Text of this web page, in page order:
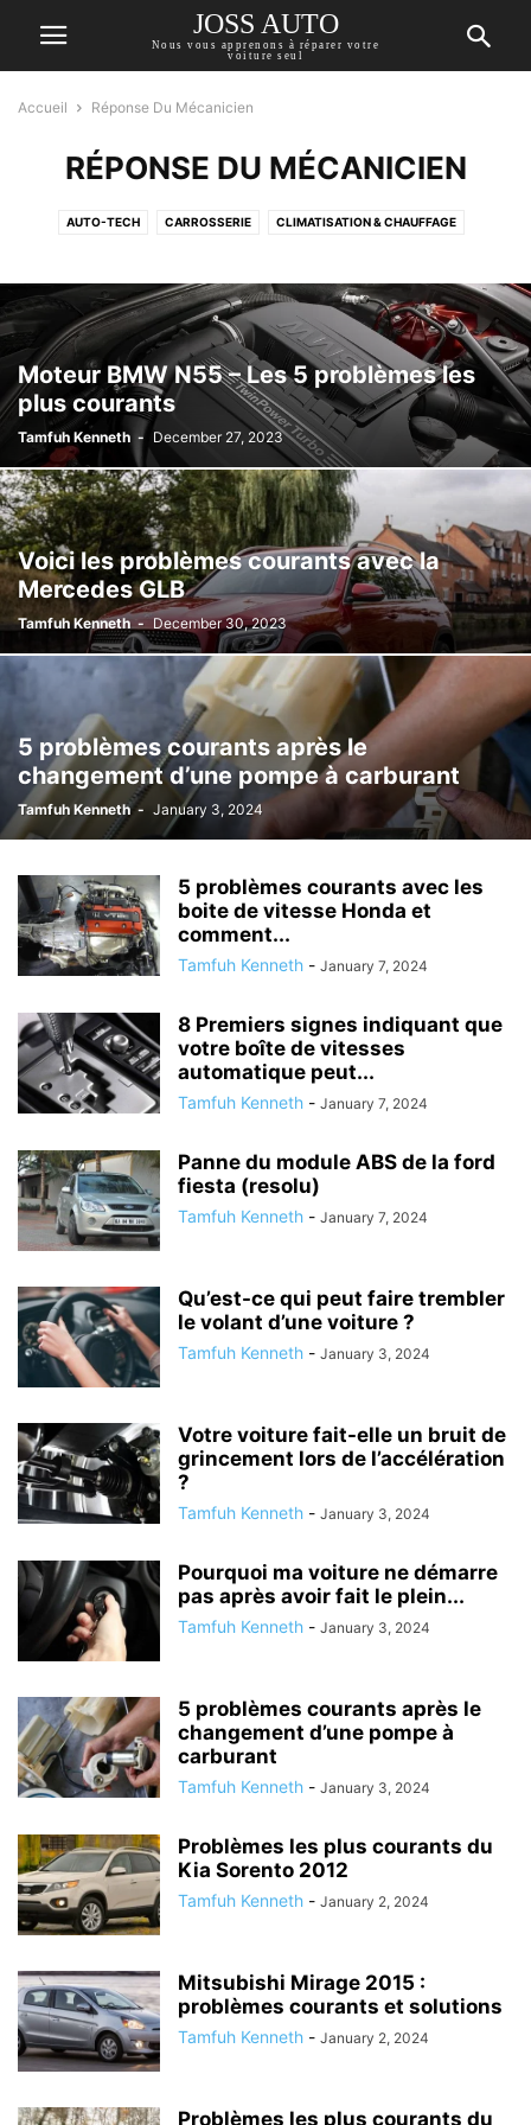
JOSS AUTO
Nous vous apprenons à réparer votre
voiture seul
Accueil Réponse Du Mécanicien
RÉPONSE DU MÉCANICIEN
AUTO-TECH CARROSSERIE CLIMATISATION & CHAUFFAGE
LES MOTOS MOTEUR OBD CODES
REFROIDISSEMENT & LUBRIFICATION RÉPONSE DU MÉCANICIEN
ROUES & PNEUS SUSPENSION ET DIRECTION SYSTÈME D'ÉCHAPPEMENT
SYSTÈME DE FREINAGE SYSTÈME DE TRANSMISSION
SYSTÈME ÉLECTRIQUE SYSTÈMES DE CARBURANT ET D'ALLUMAGE
Moteur BMW N55 – Les 5 problèmes les
plus courants
Tamfuh Kenneth - December 27, 2023
Voici les problèmes courants avec la
Mercedes GLB
Tamfuh Kenneth - December 30, 2023
5 problèmes courants après le
changement d’une pompe à carburant
Tamfuh Kenneth - January 3, 2024
5 problèmes courants avec les
boite de vitesse Honda et
comment...
Tamfuh Kenneth - January 7, 2024
8 Premiers signes indiquant que
votre boîte de vitesses
automatique peut...
Tamfuh Kenneth - January 7, 2024
Panne du module ABS de la ford
fiesta (resolu)
Tamfuh Kenneth - January 7, 2024
Qu’est-ce qui peut faire trembler
le volant d’une voiture ?
Tamfuh Kenneth - January 3, 2024
Votre voiture fait-elle un bruit de
grincement lors de l’accélération
?
Tamfuh Kenneth - January 3, 2024
Pourquoi ma voiture ne démarre
pas après avoir fait le plein...
Tamfuh Kenneth - January 3, 2024
5 problèmes courants après le
changement d’une pompe à
carburant
Tamfuh Kenneth - January 3, 2024
Problèmes les plus courants du
Kia Sorento 2012
Tamfuh Kenneth - January 2, 2024
Mitsubishi Mirage 2015 :
problèmes courants et solutions
Tamfuh Kenneth - January 2, 2024
Problèmes les plus courants du